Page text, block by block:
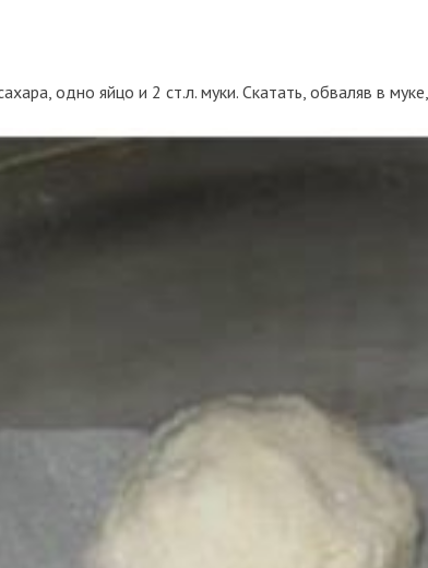
одно яйцо и 2 ст.л. муки. Скатать, обваляв в